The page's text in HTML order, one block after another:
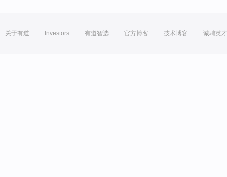
关于有道 Investors 有道智选 官方博客 技术博客 诚聘英才